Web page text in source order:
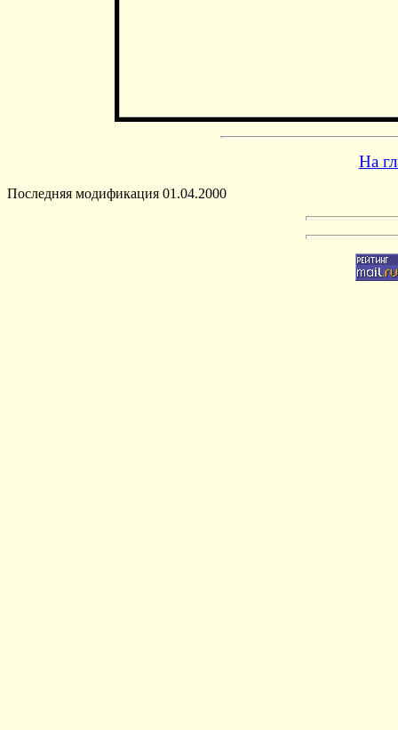
На
Последняя модификация 01.04.2000